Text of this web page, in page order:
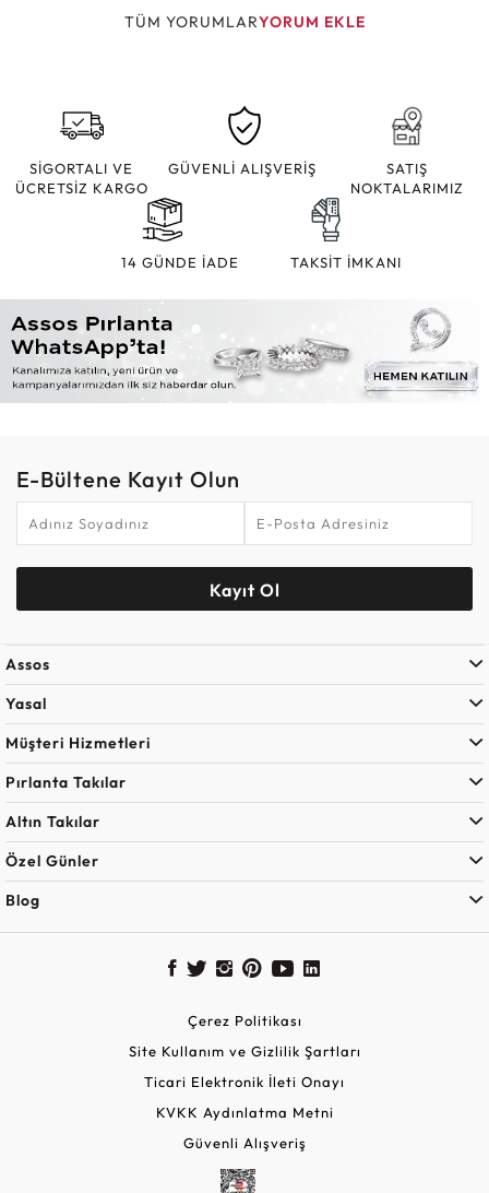
TÜM YORUMLARYORUM EKLE
SİGORTALI VE
ÜCRETSİZ KARGO
GÜVENLİ ALIŞVERİŞ
SATIŞ
NOKTALARIMIZ
14 GÜNDE İADE TAKSİT İMKANI
E-Bültene Kayıt Olun
Kayıt Ol
Assos
Yasal
Müşteri Hizmetleri
Pırlanta Takılar
Altın Takılar
Özel Günler
Blog
Çerez Politikası
Site Kullanım ve Gizlilik Şartları
Ticari Elektronik İleti Onayı
KVKK Aydınlatma Metni
Güvenli Alışveriş